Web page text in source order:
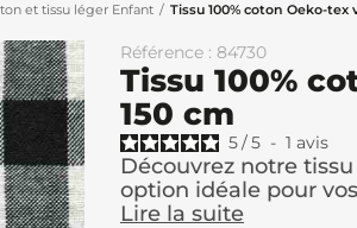
et tissu léger Enfant Tissu 100% coton Oeko-tex
Référence : 84730
Tissu 100%
150 cm
5/5 - 1 avis
Découvrez notre
option idéale pour vos
Lire la suite